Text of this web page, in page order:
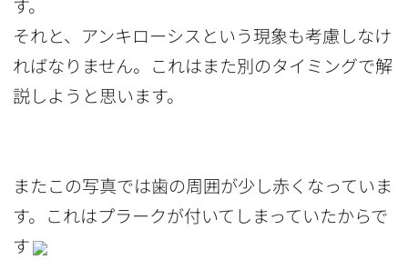
す。
それと、アンキローシスという現象も考慮しなけ
ればなりません。これはまた別のタイミングで解
説しようと思います。
またこの写真では歯の周囲が少し赤くなっていま
す。これはプラークが付いてしまっていたからで
す